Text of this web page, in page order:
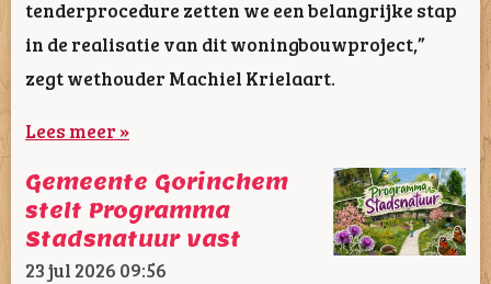
tenderprocedure zetten we een belangrijke stap
in de realisatie van dit woningbouwproject,”
zegt wethouder Machiel Krielaart.
Lees meer »
Gemeente Gorinchem
stelt Programma
Stadsnatuur vast
23 jul 2026 09:56